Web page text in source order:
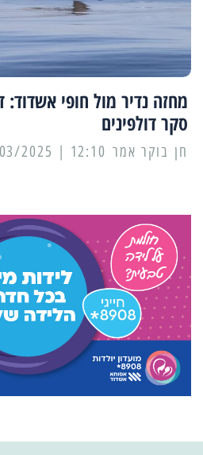
מחזה נדיר מול חופי
סקר דולפינים
12:10 | 30/03/2025